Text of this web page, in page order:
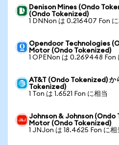
Denison Mines (Ondo
(Ondo Tokenized)
1 DNNon は 0.216407 Fon に
Opendoor Technologies
Motor (Ondo Tokenized)
1 OPENon は 0.269448 Fon
AT&T (Ondo Tokenized)
Tokenized)
1 Ton は 1.6521 Fon に相当
Johnson & Johnson (Ondo
Motor (Ondo Tokenized)
1 JNJon は 18.4625 Fon に相